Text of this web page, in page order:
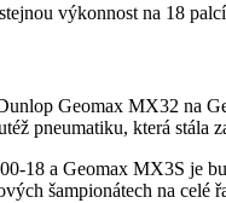
výkonnost na 18
Geomax MX32
pneumatiku, která
18 a Geomax MX3S je
šampionátech na